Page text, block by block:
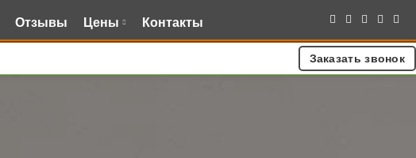
Отзывы Цены Контакты
Заказать звонок